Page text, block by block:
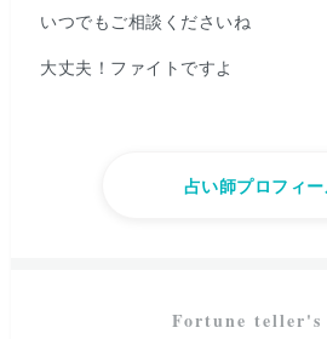
いつでもご相談くださいね
大丈夫！ファイトですよ
占い師プロフィ